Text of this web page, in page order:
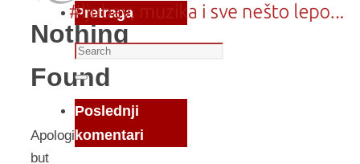
Nothing
Found
Apologies,
but
Pretraga
Search
for:
Search
Poslednji
komentari